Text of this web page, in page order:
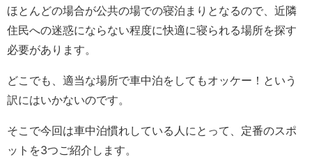
ほとんどの場合が公共の場での寝泊まりとなるので、近隣
住民への迷惑にならない程度に快適に寝られる場所を探す
必要があります。
どこでも、適当な場所で車中泊をしてもオッケー！という
訳にはいかないのです。
そこで今回は車中泊慣れしている人にとって、定番のスポ
ットを3つご紹介します。